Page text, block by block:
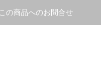
この商品へのお問合せ